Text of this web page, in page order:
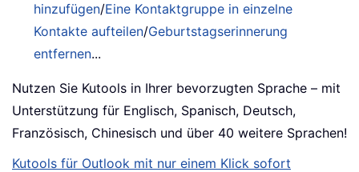
hinzufügen/Eine Kontaktgruppe in einzelne
Kontakte aufteilen/Geburtstagserinnerung
entfernen...
Nutzen Sie Kutools in Ihrer bevorzugten Sprache – mit
Unterstützung für Englisch, Spanisch, Deutsch,
Französisch, Chinesisch und über 40 weitere Sprachen!
Kutools für Outlook mit nur einem Klick sofort